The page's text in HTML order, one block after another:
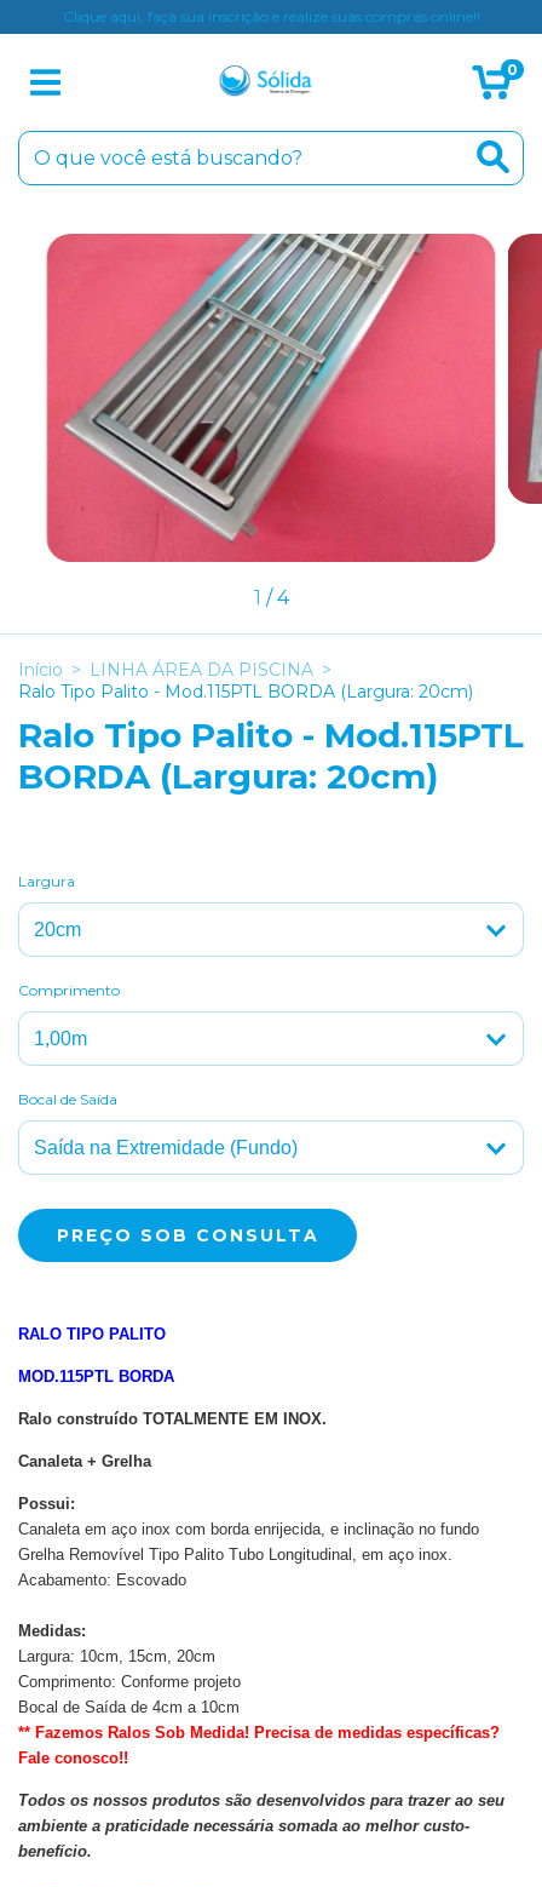
Clique aqui, faça sua inscrição e realize suas compras online!!
0
1 /4
Início > LINHA ÁREA DA PISCINA >
Ralo Tipo Palito - Mod.115PTL BORDA (Largura: 20cm)
Ralo Tipo Palito - Mod.115PTL
BORDA (Largura: 20cm)
Largura
Comprimento
Bocal de Saída
RALO TIPO PALITO
MOD.115PTL BORDA
Ralo construído TOTALMENTE EM INOX.
Canaleta + Grelha
Possui:
Canaleta em aço inox com borda enrijecida, e inclinação no fundo
Grelha Removível Tipo Palito Tubo Longitudinal, em aço inox.
Acabamento: Escovado
Medidas:
Largura: 10cm, 15cm, 20cm
Comprimento: Conforme projeto
Bocal de Saída de 4cm a 10cm
** Fazemos Ralos Sob Medida! Precisa de medidas específicas?
Fale conosco!!
Todos os nossos produtos são desenvolvidos para trazer ao seu
ambiente a praticidade necessária somada ao melhor custo-
benefício.